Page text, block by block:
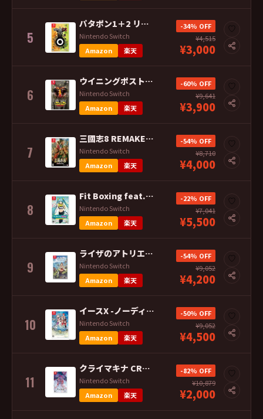
5
パタポン1＋2 リプレイ Nintendo Switch※セール品のため、返品及
Nintendo Switch
Amazon
楽天
-34% OFF
¥4,515
¥3,000
♡
6
ウイニングポスト9 2022 Switch ※セール品のため、返品及び製品保証の
Nintendo Switch
Amazon
楽天
-60% OFF
¥9,641
¥3,900
♡
7
三國志8 REMAKE Switch ソフト ※早期購入特典なし ※セール品のた
Nintendo Switch
Amazon
楽天
-54% OFF
¥8,710
¥4,000
♡
8
Fit Boxing feat. 初音ミク -ミクといっしょにエクササイズ- S
Nintendo Switch
Amazon
楽天
-22% OFF
¥7,041
¥5,500
♡
9
ライザのアトリエ3 〜終わりの錬金術士と秘密の鍵〜 Nintendo Switc
Nintendo Switch
Amazon
楽天
-54% OFF
¥9,052
¥4,200
♡
10
イースX -ノーディクス- （通常版）ソフト※セール品のため、返品及び製品保証の
Nintendo Switch
Amazon
楽天
-50% OFF
¥9,052
¥4,500
♡
11
クライマキナ CRYMACHINA Nintendo Switch ※セール品の
Nintendo Switch
Amazon
楽天
-82% OFF
¥10,879
¥2,000
♡